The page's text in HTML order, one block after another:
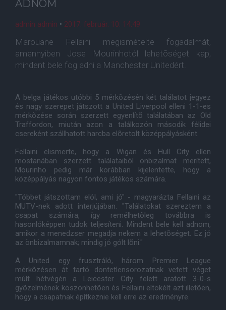
ADNOM
admin admin • 2017. február. 10. 14:49
Marouane Fellaini megismételte fogadalmát,
amennyiben Jose Mourinhotól lehetõséget kap,
mindent bele fog adni a Manchester Unitedért.
A belga játékos utóbbi 5 mérkõzésén két találatot jegyez
és nagy szerepet játszott a United Liverpool elleni 1-1-es
mérkõzése során szerzett egyenlítõ találatában az Old
Traffordon, miután azon a találkozón második félidei
csereként szállhatott harcba elõretolt középpályásként.
Fellaini elismerte, hogy a Wigan és Hull City ellen
mostanában szerzett találataiból önbizalmat merített,
Mourinho pedig már korábban kijelentette, hogy a
középpályás nagyon fontos játékos számára.
"Többet játszottam elöl, ami jó" - magyarázta Fellaini az
MUTV-nek adott interjújában. "Találatokat szereztem a
csapat számára, így remélhetõleg továbbra is
hasonlóképpen tudok teljesíteni. Mindent bele kell adnom,
amikor a menedzser megadja nekem a lehetõséget. Ez jó
az önbizalmamnak; mindig jó gólt lõni."
A United egy frusztráló, három Premier League
mérkõzésen át tartó döntetlensorozatnak vetett véget
múlt hétvégén a Leicester City felett aratott 3-0-s
gyõzelmének köszönhetõen és Fellaini eltökélt azt illetõen,
hogy a csapatnak építkeznie kell erre az eredményre.